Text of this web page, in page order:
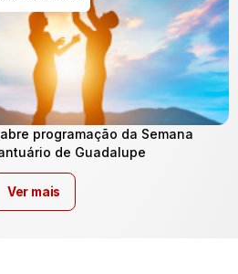
programação da Semana
de Guadalupe
Ver mais